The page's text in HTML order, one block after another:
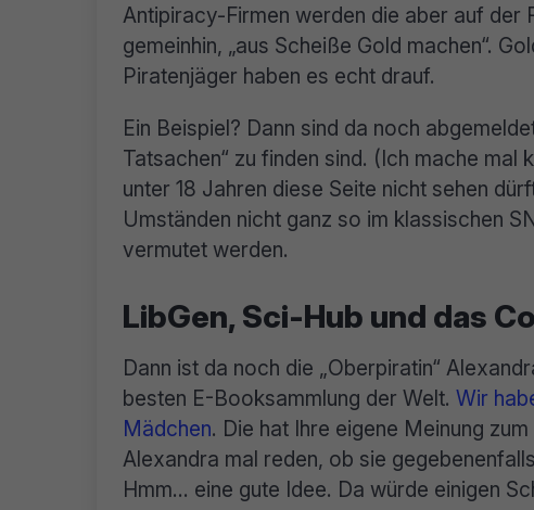
Antipiracy-Firmen werden die aber auf der
gemeinhin, „aus Scheiße Gold machen“.
Piratenjäger haben es echt drauf.
Ein Beispiel? Dann sind da noch
Tatsachen“ zu finden sind. (Ich mache
unter 18 Jahren diese Seite nicht sehen
Umständen nicht ganz so im klassischen
vermutet werden.
LibGen, Sci-Hub und das
Dann ist da noch die „Oberpiratin“
besten E-Booksammlung der Welt. Wir
Mädchen. Die hat Ihre eigene Meinung
Alexandra mal reden, ob sie
Hmm… eine gute Idee. Da würde einigen